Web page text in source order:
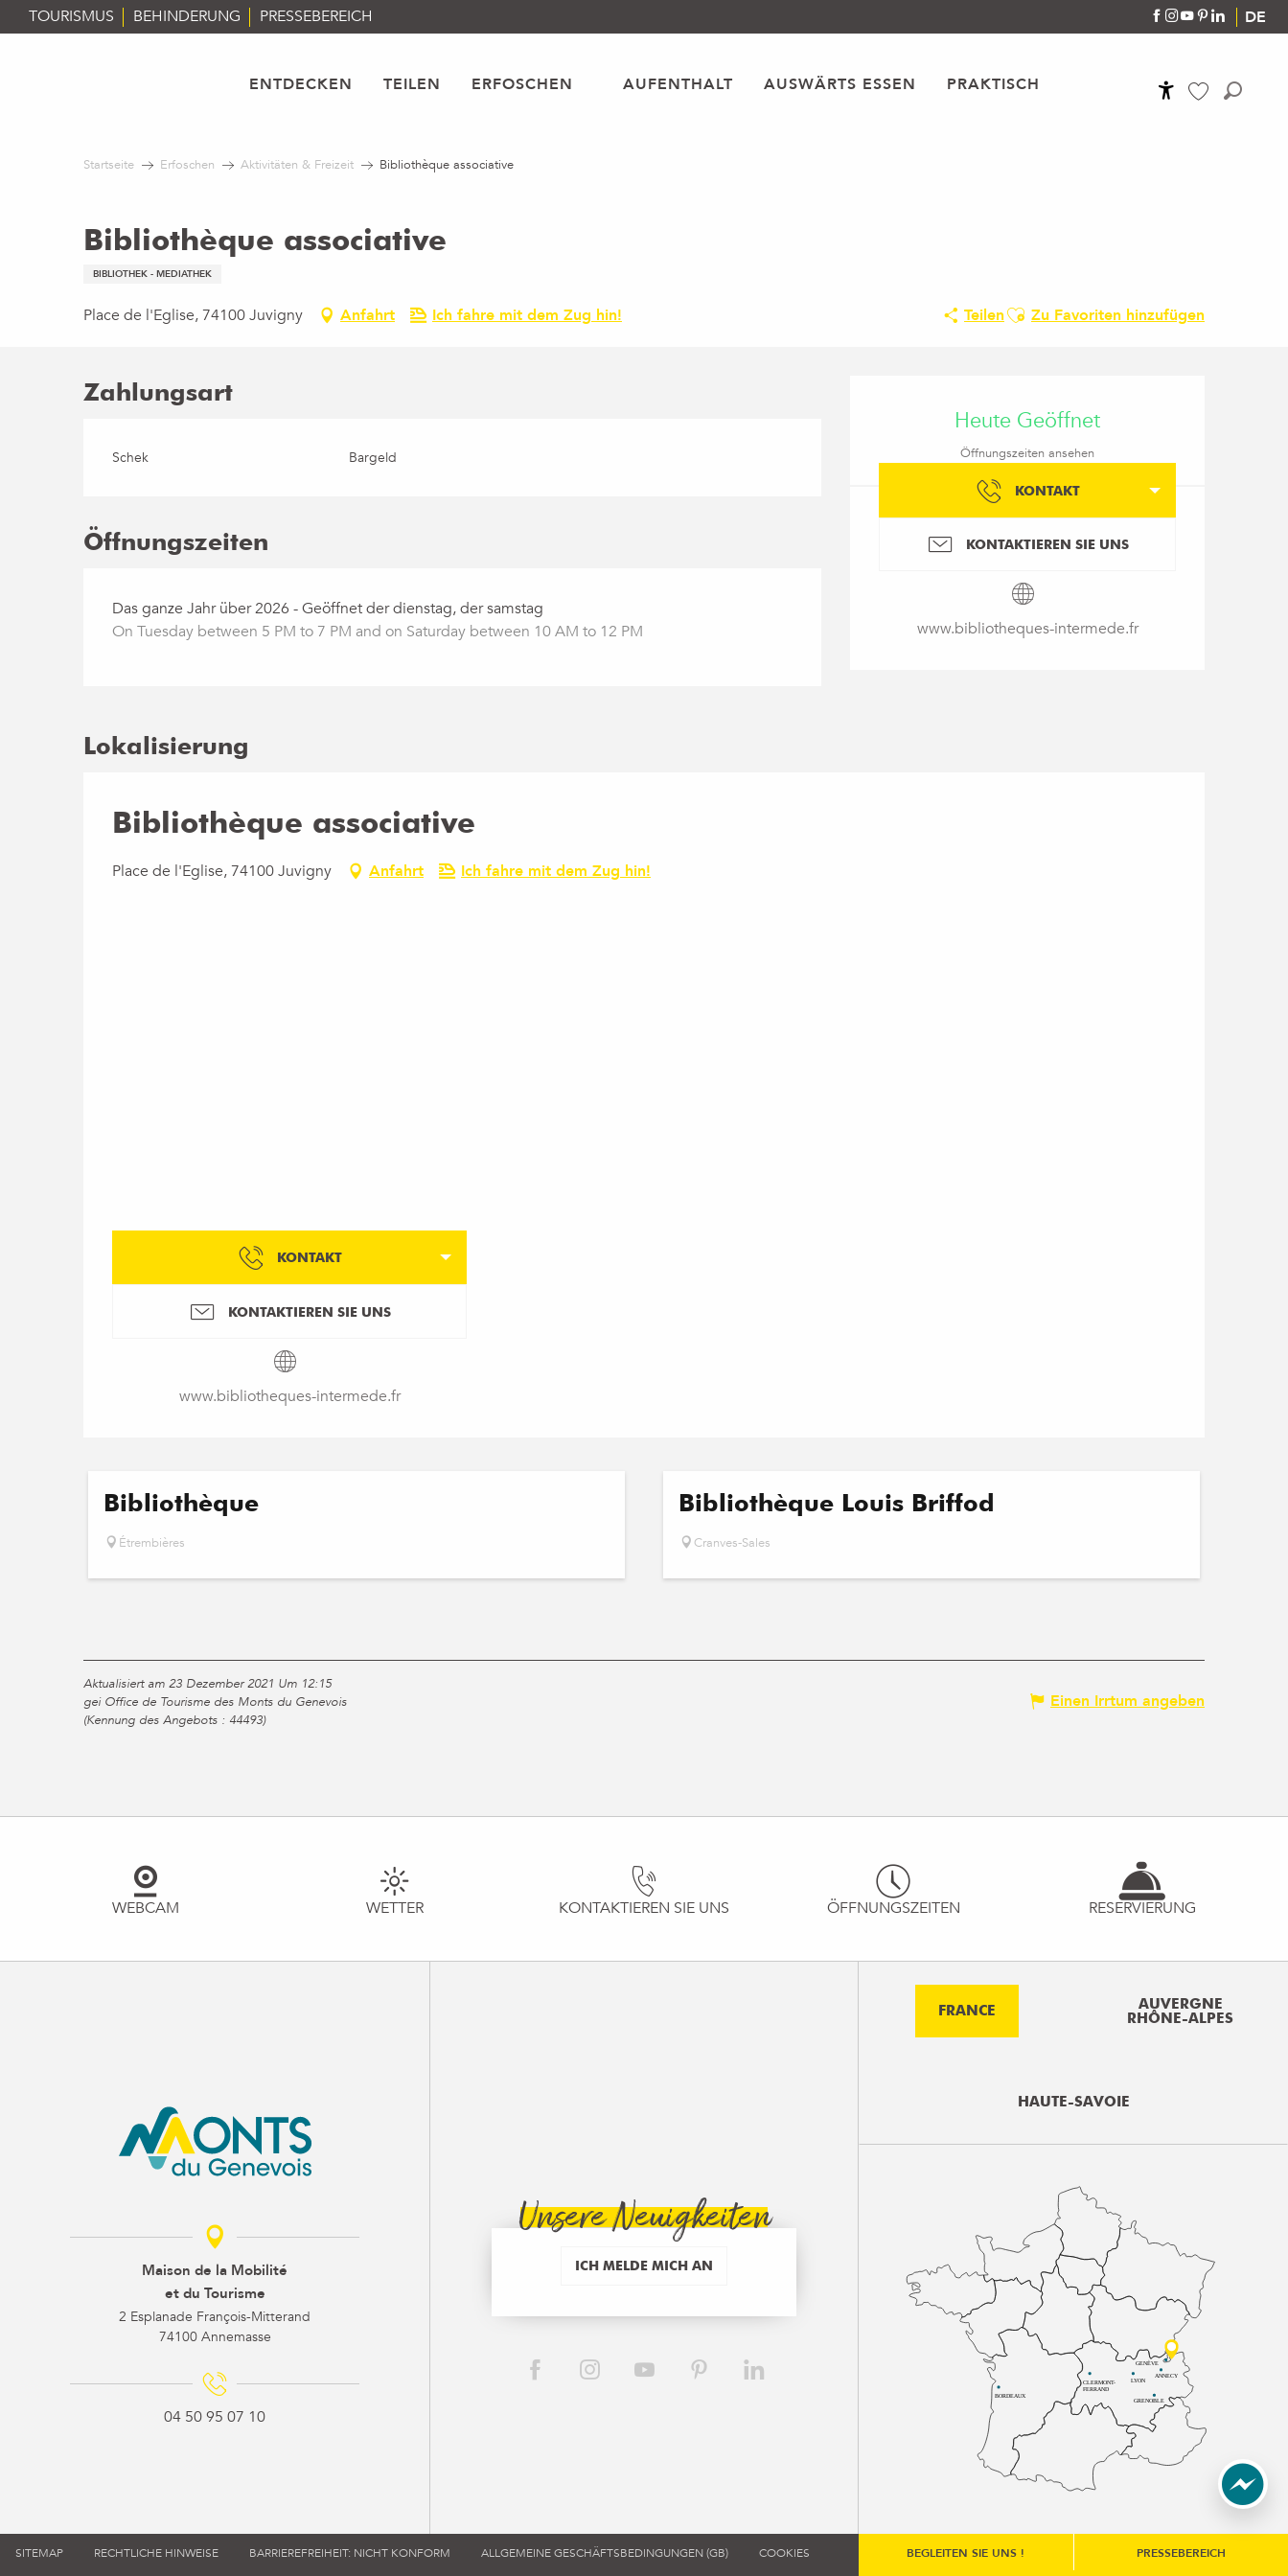
Aller
au
DE
TOURISMUS BEHINDERUNG PRESSEBEREICH
ENTDECKEN TEILEN ERFOSCHEN AUFENTHALT AUSWÄRTS ESSEN PRAKTISCH
Startseite Erfoschen Aktivitäten & Freizeit Bibliothèque associative
Bibliothèque associative
BIBLIOTHEK - MEDIATHEK
Place de l'Eglise, 74100 Juvigny Anfahrt Ich fahre mit dem Zug hin! TeilenAjouter aux favoris
Zu Favoriten hinzufügen
Öffnungszeiten &
Heute Geöffnet
Öffnungszeiten ansehen
KONTAKT
KONTAKTIEREN SIE UNS
www.bibliotheques-intermede.fr
Zahlungsart
Schek Bargeld
Öffnungszeiten
Das ganze Jahr über 2026 - Geöffnet der dienstag, der samstag
On Tuesday between 5 PM to 7 PM and on Saturday between 10 AM to 12 PM
Lokalisierung
Bibliothèque associative
Place de l'Eglise, 74100 Juvigny Anfahrt Ich fahre mit dem Zug hin!
KONTAKT
KONTAKTIEREN SIE UNS
www.bibliotheques-intermede.fr
Bibliothèque
Étrembières
Bibliothèque Louis Briffod
Cranves-Sales
Aktualisiert am 23 Dezember 2021 Um 12:15
gei Office de Tourisme des Monts du Genevois
(Kennung des Angebots : 44493)
Einen Irrtum angeben
WEBCAM WETTER KONTAKTIEREN SIE UNS ÖFFNUNGSZEITEN RESERVIERUNG
Maison de la Mobilité
et du Tourisme
2 Esplanade François-Mitterand
74100 Annemasse
04 50 95 07 10
Unsere Neuigkeiten
ICH MELDE MICH AN
FRANCE
AUVERGNE
RHÔNE-ALPES
HAUTE-SAVOIE
BORDEAUX
CLERMONT-
FERRAND
LYON
ANNECY
GRENOBLE
GENÈVE
SITEMAP RECHTLICHE HINWEISE BARRIEREFREIHEIT: NICHT KONFORM ALLGEMEINE GESCHÄFTSBEDINGUNGEN (GB) COOKIES BEGLEITEN SIE UNS ! PRESSEBEREICH